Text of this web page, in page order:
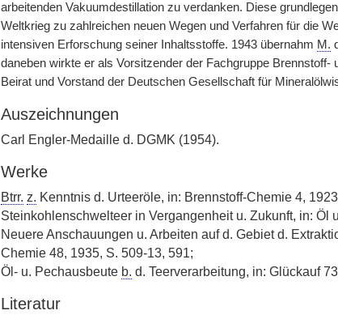
arbeitenden Vakuumdestillation zu verdanken. Diese
Weltkrieg zu zahlreichen neuen Wegen und Verfahren für die
intensiven Erforschung seiner Inhaltsstoffe. 1943 übernahm M.
daneben wirkte er als Vorsitzender der Fachgruppe
Beirat und Vorstand der Deutschen Gesellschaft für
Auszeichnungen
Carl Engler-Medaille d. DGMK (1954).
Werke
Btrr. z. Kenntnis d. Urteeröle, in: Brennstoff-Chemie 4,
Steinkohlenschwelteer in Vergangenheit u. Zukunft, in: Öl
Neuere Anschauungen u. Arbeiten auf d. Gebiet d.
Chemie 48, 1935, S. 509-13, 591;
Öl- u. Pechausbeute b. d. Teerverarbeitung, in: Glückauf
Literatur